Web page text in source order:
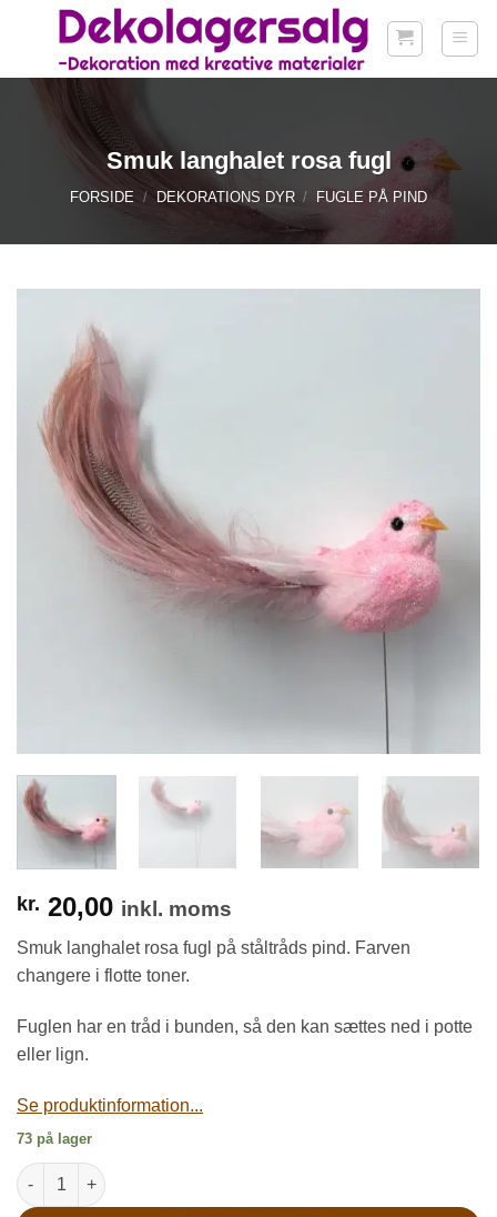
Fortsæt
Smuk langhalet rosa fugl
FORSIDE / DEKORATIONS DYR / FUGLE PÅ PIND
kr. 20,00 inkl. moms
Smuk langhalet rosa fugl på ståltråds pind. Farven
changere i flotte toner.
Fuglen har en tråd i bunden, så den kan sættes ned i potte
eller lign.
Se produktinformation...
73 på lager
Smuk langhalet rosa fugl antal